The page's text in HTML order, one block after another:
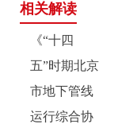
相关解读
《“十四
五”时期北京
市地下管线
运行综合协